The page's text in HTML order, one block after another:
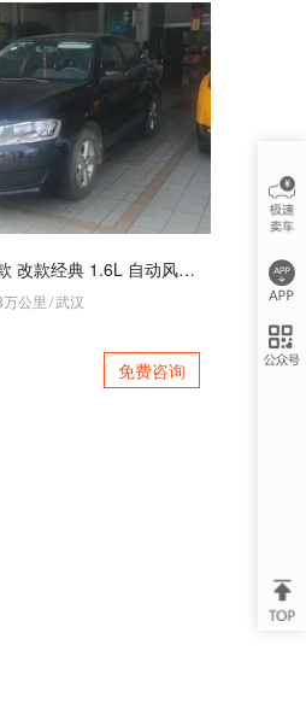
大众-朗逸 2013款 改款经典 1.6L 自动风尚版
公里 /武汉
免费咨询